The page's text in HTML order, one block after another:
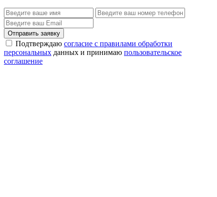
Отправить заявку
Подтверждаю согласие с правилами обработки
персональных данных и принимаю пользовательское
соглашение